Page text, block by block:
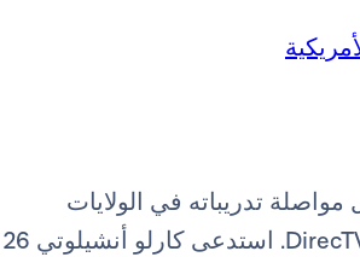
تدريباته في الولايات
المتحدة الأمريكية استعداداً للمباريات في سوكر تشامبيونز تور DirecTV. استدعى كارلو أنشيلوتي 26